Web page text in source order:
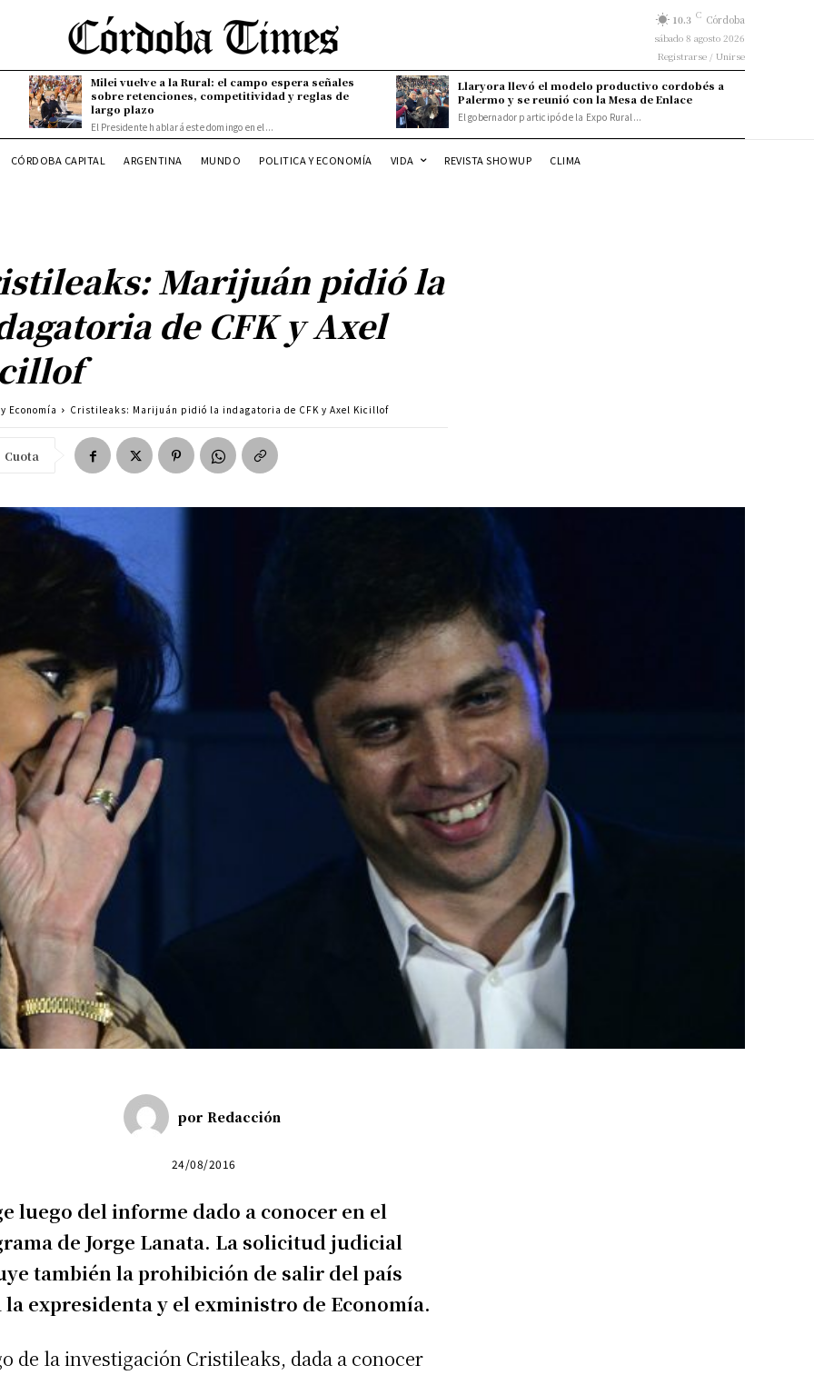
10.3 C Córdoba
sábado 8 agosto 2026
Registrarse / Unirse
Milei vuelve a la Rural: el campo espera señales
sobre retenciones, competitividad y reglas de
largo plazo
El Presidente hablará este domingo en el...
Llaryora llevó el modelo productivo cordobés a
Palermo y se reunió con la Mesa de Enlace
El gobernador participó de la Expo Rural...
CÓRDOBA CAPITAL ARGENTINA MUNDO POLITICA Y ECONOMÍA VIDA REVISTA SHOWUP CLIMA
Marijuán pidió la
de CFK y Axel
Economía Cristileaks: Marijuán pidió la indagatoria de CFK y Axel Kicillof
Cuota
por Redacción
24/08/2016
luego del informe dado a conocer en el
de Jorge Lanata. La solicitud judicial
también la prohibición de salir del país
la expresidenta y el exministro de Economía.
de la investigación Cristileaks, dada a conocer